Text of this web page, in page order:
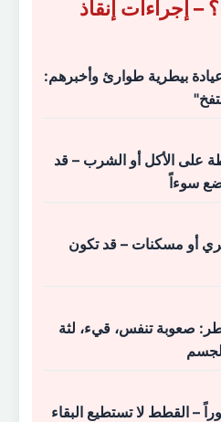
عيادة بيطرية طوارئ وأخبرهم:
على الأكل أو الشرب – قد
سوءاً
أو مسكنات – قد تكون
صعوبة تنفس، قيء، لثة
فوراً – القطط لا تستطيع البقاء